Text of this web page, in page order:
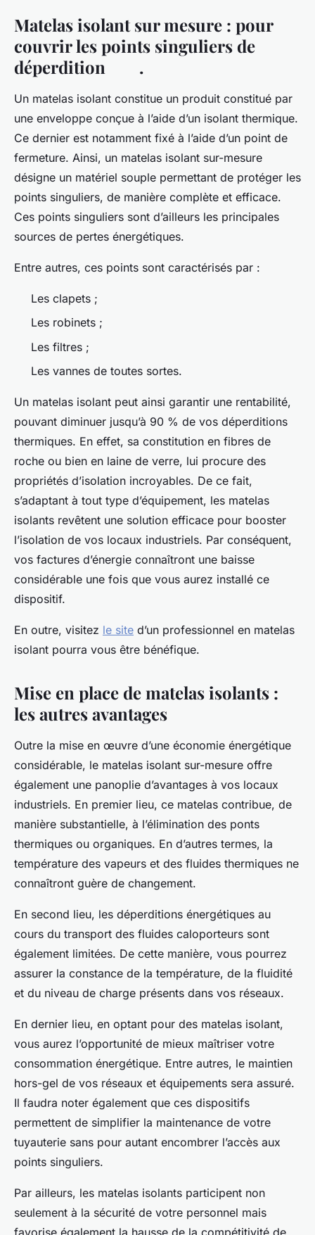
Matelas isolant sur mesure : pour
couvrir les points singuliers de
déperdition .
Un matelas isolant constitue un produit constitué par
une enveloppe conçue à l’aide d’un isolant thermique.
Ce dernier est notamment fixé à l’aide d’un point de
fermeture. Ainsi, un matelas isolant sur-mesure
désigne un matériel souple permettant de protéger les
points singuliers, de manière complète et efficace.
Ces points singuliers sont d’ailleurs les principales
sources de pertes énergétiques.
Entre autres, ces points sont caractérisés par :
Les clapets ;
Les robinets ;
Les filtres ;
Les vannes de toutes sortes.
Un matelas isolant peut ainsi garantir une rentabilité,
pouvant diminuer jusqu’à 90 % de vos déperditions
thermiques. En effet, sa constitution en fibres de
roche ou bien en laine de verre, lui procure des
propriétés d’isolation incroyables. De ce fait,
s’adaptant à tout type d’équipement, les matelas
isolants revêtent une solution efficace pour booster
l’isolation de vos locaux industriels. Par conséquent,
vos factures d’énergie connaîtront une baisse
considérable une fois que vous aurez installé ce
dispositif.
En outre, visitez le site d’un professionnel en matelas
isolant pourra vous être bénéfique.
Mise en place de matelas isolants :
les autres avantages
Outre la mise en œuvre d’une économie énergétique
considérable, le matelas isolant sur-mesure offre
également une panoplie d’avantages à vos locaux
industriels. En premier lieu, ce matelas contribue, de
manière substantielle, à l’élimination des ponts
thermiques ou organiques. En d’autres termes, la
température des vapeurs et des fluides thermiques ne
connaîtront guère de changement.
En second lieu, les déperditions énergétiques au
cours du transport des fluides caloporteurs sont
également limitées. De cette manière, vous pourrez
assurer la constance de la température, de la fluidité
et du niveau de charge présents dans vos réseaux.
En dernier lieu, en optant pour des matelas isolant,
vous aurez l’opportunité de mieux maîtriser votre
consommation énergétique. Entre autres, le maintien
hors-gel de vos réseaux et équipements sera assuré.
Il faudra noter également que ces dispositifs
permettent de simplifier la maintenance de votre
tuyauterie sans pour autant encombrer l’accès aux
points singuliers.
Par ailleurs, les matelas isolants participent non
seulement à la sécurité de votre personnel mais